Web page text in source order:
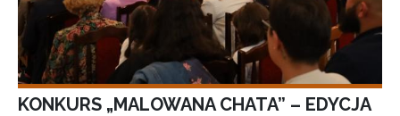
KONKURS „MALOWANA CHATA” – EDYCJA